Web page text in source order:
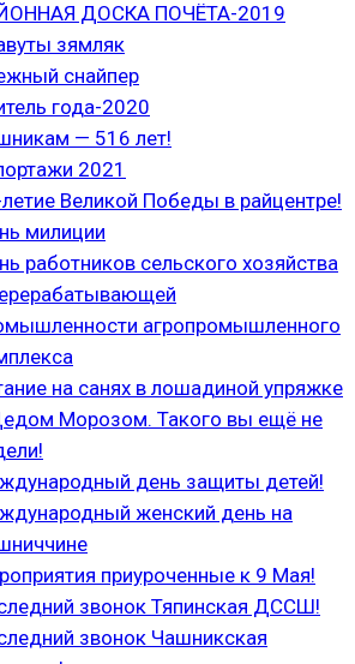
ДОСКА ПОЧЁТА-2019
зямляк
снайпер
года-2020
— 516 лет!
2021
Великой Победы в райцентре!
милиции
работников сельского хозяйства
агропромышленного
на санях в лошадиной упряжке
Морозом. Такого вы ещё не
день защиты детей!
женский день на
приуроченные к 9 Мая!
звонок Тяпинская ДССШ!
звонок Чашникская